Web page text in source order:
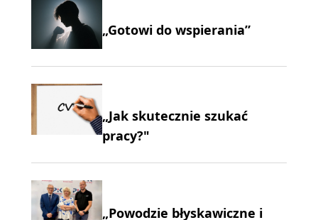
„Gotowi do wspierania”
„Jak skutecznie szukać
pracy?"
„Powodzie błyskawiczne i